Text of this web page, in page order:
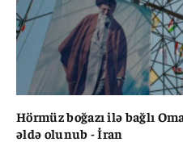
Hörmüz boğazı ilə bağlı
əldə olunub - İran